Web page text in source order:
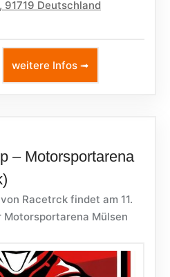
, 91719 Deutschland
weitere Infos ➟
– Motorsportarena
Racetrck findet am 11.
Mülsen